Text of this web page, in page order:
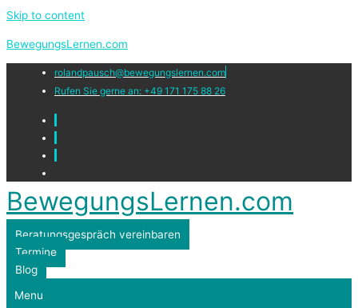
Skip to content
BewegungsLernen.com
rolandpausch@bewegungslernen.com
Rufen Sie gerne an: +49 171 175 88 26
BewegungsLernen.com
Beratungsgespräch vereinbaren
Termine
Blog
Menu